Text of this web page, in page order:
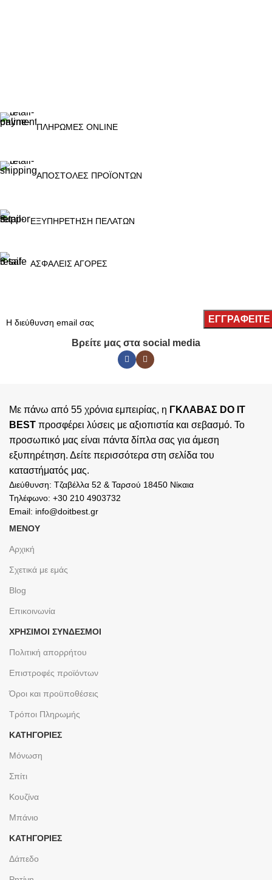
ΠΛΗΡΩΜΕΣ ONLINE
ΑΠΟΣΤΟΛΕΣ ΠΡΟΪΟΝΤΩΝ
ΕΞΥΠΗΡΕΤΗΣΗ ΠΕΛΑΤΩΝ
ΑΣΦΑΛΕΙΣ ΑΓΟΡΕΣ
Βρείτε μας στα social media
Με πάνω από 55 χρόνια εμπειρίας, η ΓΚΛΑΒΑΣ DO IT
BEST προσφέρει λύσεις με αξιοπιστία και σεβασμό. Το
προσωπικό μας είναι πάντα δίπλα σας για άμεση
εξυπηρέτηση. Δείτε περισσότερα στη σελίδα του
καταστήματός μας.
Διεύθυνση: Τζαβέλλα 52 & Ταρσού 18450 Νίκαια
Τηλέφωνο: +30 210 4903732
Email: info@doitbest.gr
ΜΕΝΟΥ
Αρχική
Σχετικά με εμάς
Blog
Επικοινωνία
ΧΡΉΣΙΜΟΙ ΣΎΝΔΕΣΜΟΙ
Πολιτική απορρήτου
Επιστροφές προϊόντων
Όροι και προϋποθέσεις
Τρόποι Πληρωμής
ΚΑΤΗΓΟΡΙΕΣ
Μόνωση
Σπίτι
Κουζίνα
Μπάνιο
ΚΑΤΗΓΟΡΙΕΣ
Δάπεδο